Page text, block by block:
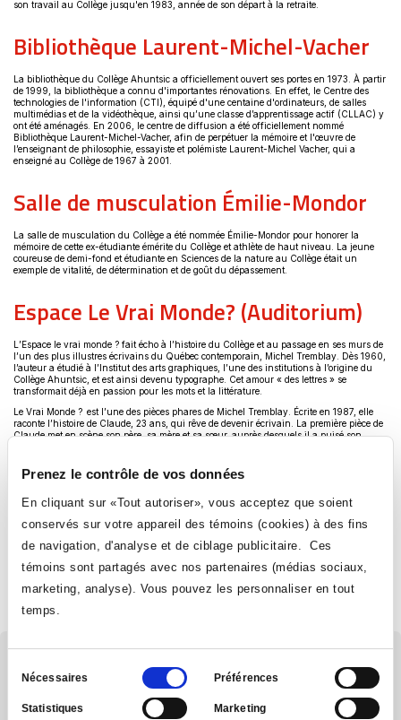
Prenez le contrôle de vos données
En cliquant sur «Tout autoriser», vous acceptez que soient
conservés sur votre appareil des témoins (cookies) à des fins
de navigation, d'analyse et de ciblage publicitaire. Ces
témoins sont partagés avec nos partenaires (médias sociaux,
marketing, analyse). Vous pouvez les personnaliser en tout
temps.
Sélection
consentement
Nécessaires Préférences
Statistiques Marketing
son travail au Collège jusqu'en 1983, année de son départ à la retraite.
Bibliothèque Laurent-Michel-Vacher
La bibliothèque du Collège Ahuntsic a officiellement ouvert ses portes en 1973. À partir
de 1999, la bibliothèque a connu d'importantes rénovations. En effet, le Centre des
technologies de l'information (CTI), équipé d'une centaine d'ordinateurs, de salles
multimédias et de la vidéothèque, ainsi qu’une classe d’apprentissage actif (CLLAC) y
ont été aménagés. En 2006, le centre de diffusion a été officiellement nommé
Bibliothèque Laurent-Michel-Vacher, afin de perpétuer la mémoire et l'œuvre de
l’enseignant de philosophie, essayiste et polémiste Laurent-Michel Vacher, qui a
enseigné au Collège de 1967 à 2001.
Salle de musculation Émilie-Mondor
La salle de musculation du Collège a été nommée Émilie-Mondor pour honorer la
mémoire de cette ex-étudiante émérite du Collège et athlète de haut niveau. La jeune
coureuse de demi-fond et étudiante en Sciences de la nature au Collège était un
exemple de vitalité, de détermination et de goût du dépassement.
Espace Le Vrai Monde? (Auditorium)
L’Espace le vrai monde ? fait écho à l’histoire du Collège et au passage en ses murs de
l’un des plus illustres écrivains du Québec contemporain, Michel Tremblay. Dès 1960,
l’auteur a étudié à l’Institut des arts graphiques, l’une des institutions à l’origine du
Collège Ahuntsic, et est ainsi devenu typographe. Cet amour « des lettres » se
transformait déjà en passion pour les mots et la littérature.
Le Vrai Monde ? est l’une des pièces phares de Michel Tremblay. Écrite en 1987, elle
raconte l’histoire de Claude, 23 ans, qui rêve de devenir écrivain. La première pièce de
Claude met en scène son père, sa mère et sa sœur, auprès desquels il a puisé son
vrai? Où est le faux? Chacun a une perception de la réalité qui lui est propre. Le Vrai
monde? fait écho aux chemins mystérieux de la création. Quelle image forte pour
les origines, le parcours et l’âge de ses membres sont des plus divers. Une mixité riche
réalité. Par ailleurs, le choix du mot « Espace » pour accompagner Le Vrai Monde ? fait
référence à un lieu ouvert à l’ensemble des modes d’expressions artistiques, que ce soit
le théâtre, la danse, le chant ou d’autres formes d’art.
Une cérémonie officielle pour désigner l’auditorium du Collège a eu lieu le 19 octobre
2017, au cours de l’année du 50
l’auteur.
Documentation